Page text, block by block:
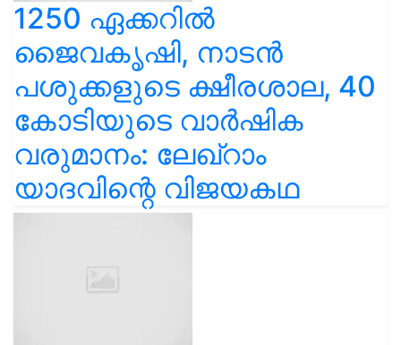
1250 ഏക്കറിൽ
ജൈവകൃഷി, നാടൻ
പശുക്കളുടെ ക്ഷീരശാല, 40
കോടിയുടെ വാർഷിക
വരുമാനം: ലേഖ്‌റാം
യാദവിന്റെ വിജയകഥ